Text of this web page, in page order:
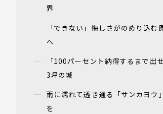
界
「できない」悔しさがのめり込
へ
「100パーセント納得するまで出
3坪の城
雨に濡れて透き通る「サンカヨウ
を